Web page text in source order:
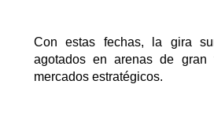
Con estas fechas, la gira
agotados en arenas de gran
mercados estratégicos.